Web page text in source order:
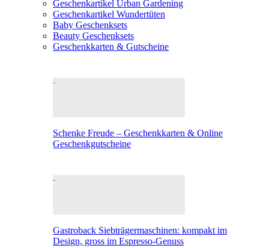
Geschenkartikel Urban Gardening
Geschenkartikel Wundertüten
Baby Geschenksets
Beauty Geschenksets
Geschenkkarten & Gutscheine
Schenke Freude – Geschenkkarten & Online
Geschenkgutscheine
Gastroback Siebträgermaschinen: kompakt im
Design, gross im Espresso-Genuss